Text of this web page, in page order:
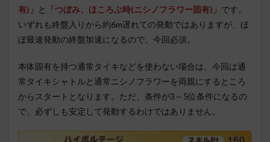
有)」 と 「つぼみ、ほころぶ時(ニシノフラワー固有)」 です。
いずれも終盤入りから約6m遅れての発動ではありますが、ほ
ぼ最速発動の終盤加速になるので、今回必須。
本体固有を持つ通常タイキなどを使わない場合は、今回は通
常タイキシャトルと通常ニシノフラワーを両親にするところ
からスタートとなります。ただ、条件が3～5位条件になるの
で、必ずしも安定して発動するわけではありません。